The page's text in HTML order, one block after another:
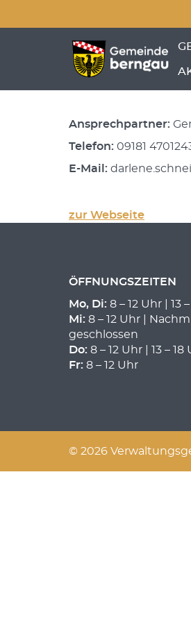
Straße: Dr.-Grundler-
PLZ/Ort:
Ansprechpartner:
Telefon: 09181
E-Mail:
zur Webseite
ÖFFNUNGSZEITEN
Mo, Di: 8 – 12 Uhr | 13
Mi: 8 – 12 Uhr |
geschlossen
Do: 8 – 12 Uhr | 13 – 18
Fr: 8 – 12 Uhr
© 2026